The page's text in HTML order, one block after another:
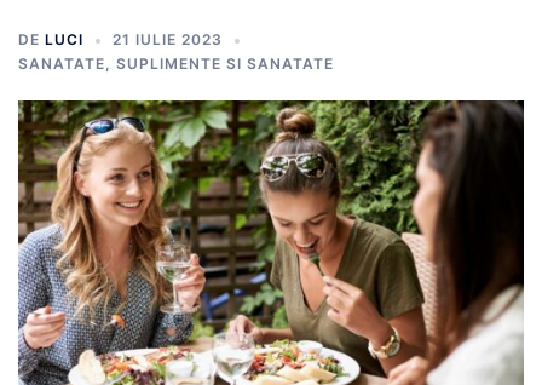
DE LUCI
21 IULIE 2023
SANATATE, SUPLIMENTE SI SANATATE